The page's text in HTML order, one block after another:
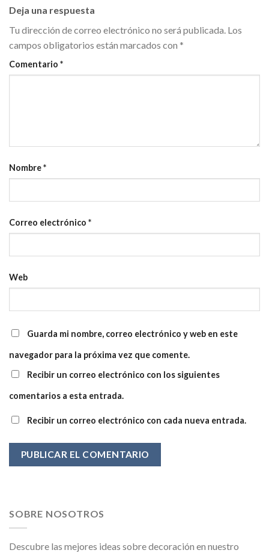
Deja una respuesta
Tu dirección de correo electrónico no será publicada. Los
campos obligatorios están marcados con *
Comentario *
Nombre*
Correo electrónico *
Web
Guarda mi nombre, correo electrónico y web en este
navegador para la próxima vez que comente.
Recibir un correo electrónico con los siguientes
comentarios a esta entrada.
Recibir un correo electrónico con cada nueva entrada.
SOBRE NOSOTROS
Descubre las mejores ideas sobre decoración en nuestro